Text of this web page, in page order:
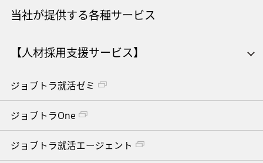
当社が提供する各種サービス
【人材採用支援サービス】
ジョブトラ就活ゼミ
ジョブトラOne
ジョブトラ就活エージェント